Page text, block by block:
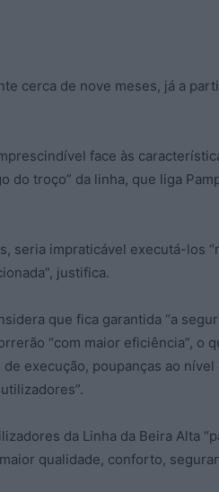
cerca de nove meses, já a
face às
do troço” da linha, que liga
seria impraticável executá-los
justifica.
que fica garantida “a
“com maior eficiência”, o
execução, poupanças ao nível
da Linha da Beira Alta
qualidade, conforto,